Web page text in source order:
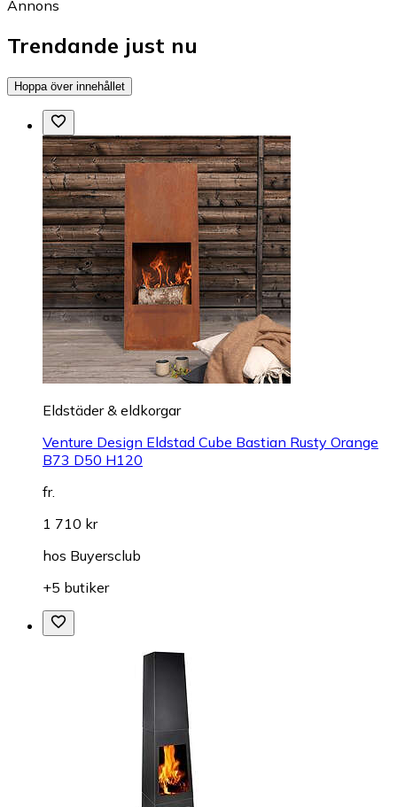
Annons
Trendande just nu
Hoppa över innehållet
Eldstäder & eldkorgar
Venture Design Eldstad Cube Bastian Rusty Orange
B73 D50 H120
fr.
1 710 kr
hos Buyersclub
+5 butiker